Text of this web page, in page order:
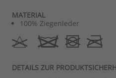
MATERIAL
100% Ziegenleder
DETAILS ZUR